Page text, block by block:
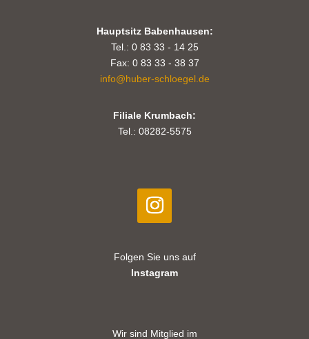
Hauptsitz Babenhausen:
Tel.: 0 83 33 - 14 25
Fax: 0 83 33 - 38 37
info@huber-schloegel.de
Filiale Krumbach:
Tel.: 08282-5575
Folgen Sie uns auf
Instagram
Wir sind Mitglied im